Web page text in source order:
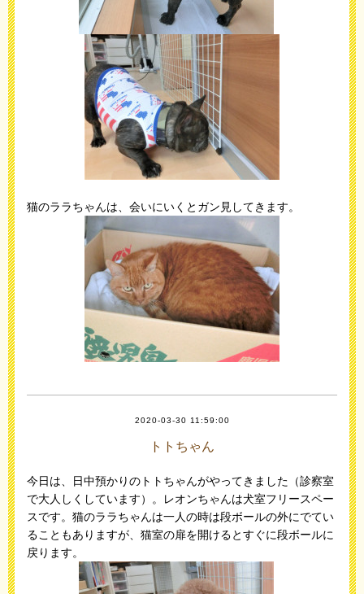
猫のララちゃんは、会いにいくとガン見してきます。
2020-03-30 11:59:00
トトちゃん
今日は、日中預かりのトトちゃんがやってきました（診察室
で大人しくしています）。レオンちゃんは犬室フリースペー
スです。猫のララちゃんは一人の時は段ボールの外にでてい
ることもありますが、猫室の扉を開けるとすぐに段ボールに
戻ります。